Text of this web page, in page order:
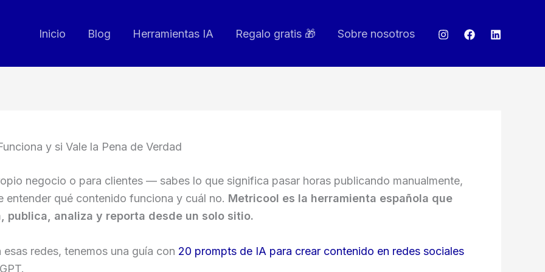
Inicio Blog Herramientas IA Regalo gratis 🎁 Sobre nosotros
y si Vale la Pena de Verdad
negocio o para clientes — sabes lo que significa pasar horas publicando manualmente,
qué contenido funciona y cuál no. Metricool es la herramienta española que
publica, analiza y reporta desde un solo sitio.
redes, tenemos una guía con 20 prompts de IA para crear contenido en redes sociales